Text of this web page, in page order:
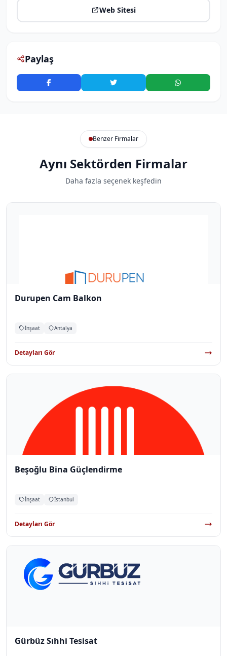
Web Sitesi
Paylaş
Benzer Firmalar
Aynı Sektörden Firmalar
Daha fazla seçenek keşfedin
Durupen Cam Balkon
İnşaat Antalya
Detayları Gör
Beşoğlu Bina Güçlendirme
İnşaat İstanbul
Detayları Gör
Gürbüz Sıhhi Tesisat